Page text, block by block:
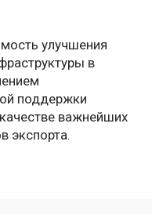
улучшения
в
поддержки
важнейших
экспорта.